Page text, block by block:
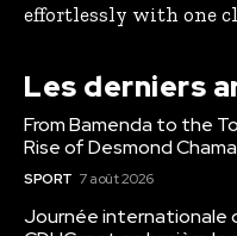
effortlessly with one
Les derniers
From Bamenda to the
Rise of Desmond
SPORT 7 août 2026
Journée internationale